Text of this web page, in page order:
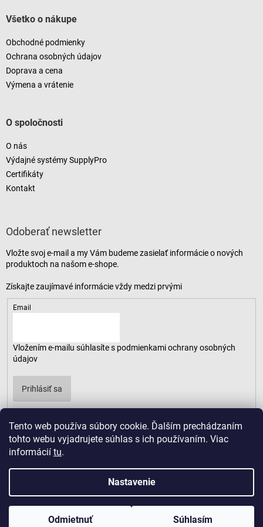
Tento web používa súbory cookie. Ďalším prechádzaním
tohto webu vyjadrujete súhlas s ich používaním. Viac
informácií tu.
Nastavenie
Odmietnuť Súhlasím
Všetko o nákupe
Obchodné podmienky
Ochrana osobných údajov
Doprava a cena
Výmena a vrátenie
O spoločnosti
O nás
Výdajné systémy SupplyPro
Certifikáty
Kontakt
Odoberať newsletter
Vložte svoj e-mail a my Vám budeme zasielať informácie o nových
produktoch na našom e-shope.
Email
Vložením e-mailu súhlasíte s podmienkami ochrany osobných
údajov
Prihlásiť sa
Copyright 2026 . Všetky práva vyhradené.